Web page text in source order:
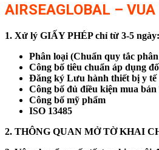
AIRSEAGLOBAL –
1. Xử lý GIẤY PHÉP chỉ từ 3-5 ngày:
Phân loại (Chuẩn quy tắc
Công bố tiêu chuẩn áp dụng
Đăng ký Lưu hành thiết bị y tế
Công bố đủ điều kiện mua
Công bố mỹ phẩm
ISO 13485
2. THÔNG QUAN MỞ TỜ KHAI